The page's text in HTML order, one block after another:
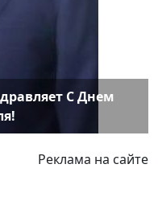
С Днем
Реклама на сайте